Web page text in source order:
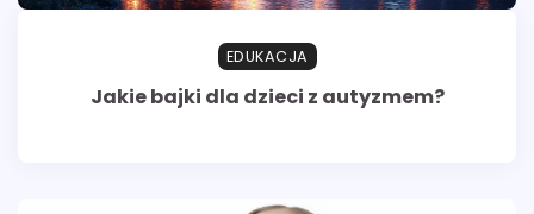
EDUKACJA
Jakie bajki dla dzieci z autyzmem?